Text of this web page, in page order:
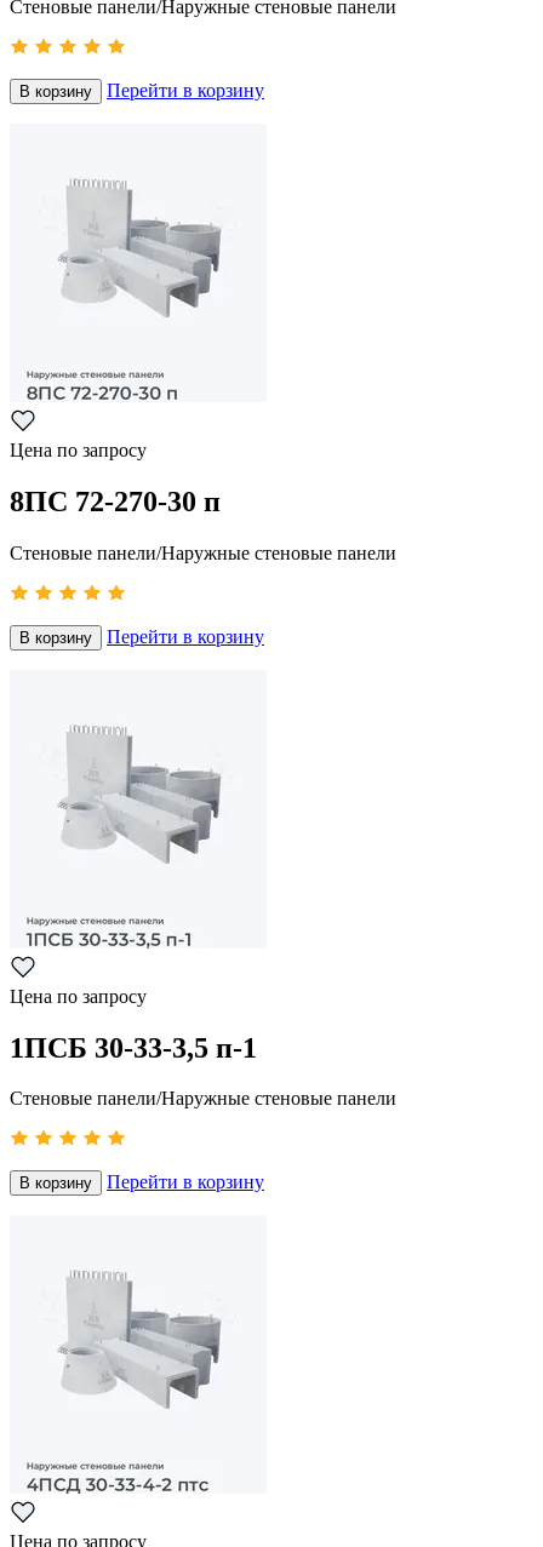
Стеновые панели/Наружные стеновые панели
В корзину Перейти в корзину
Цена по запросу
8ПС 72-270-30 п
Стеновые панели/Наружные стеновые панели
В корзину Перейти в корзину
Цена по запросу
1ПСБ 30-33-3,5 п-1
Стеновые панели/Наружные стеновые панели
В корзину Перейти в корзину
Цена по запросу